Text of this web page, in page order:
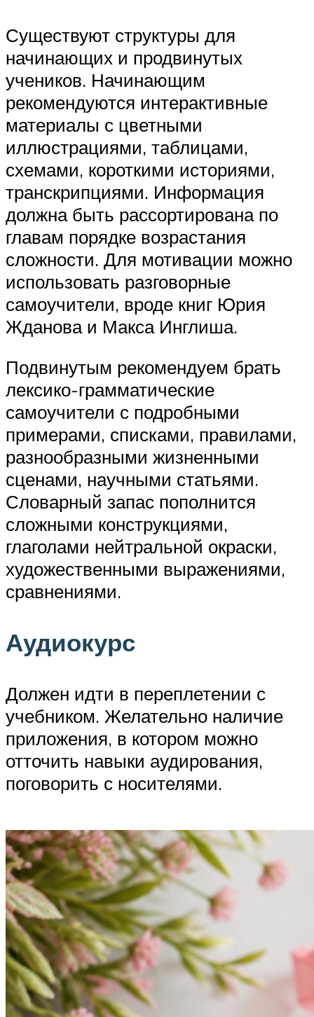
Существуют структуры для
начинающих и продвинутых
учеников. Начинающим
рекомендуются интерактивные
материалы с цветными
иллюстрациями, таблицами,
схемами, короткими историями,
транскрипциями. Информация
должна быть рассортирована по
главам порядке возрастания
сложности. Для мотивации можно
использовать разговорные
самоучители, вроде книг Юрия
Жданова и Макса Инглиша.
Подвинутым рекомендуем брать
лексико-грамматические
самоучители с подробными
примерами, списками, правилами,
разнообразными жизненными
сценами, научными статьями.
Словарный запас пополнится
сложными конструкциями,
глаголами нейтральной окраски,
художественными выражениями,
сравнениями.
Аудиокурс
Должен идти в переплетении с
учебником. Желательно наличие
приложения, в котором можно
отточить навыки аудирования,
поговорить с носителями.